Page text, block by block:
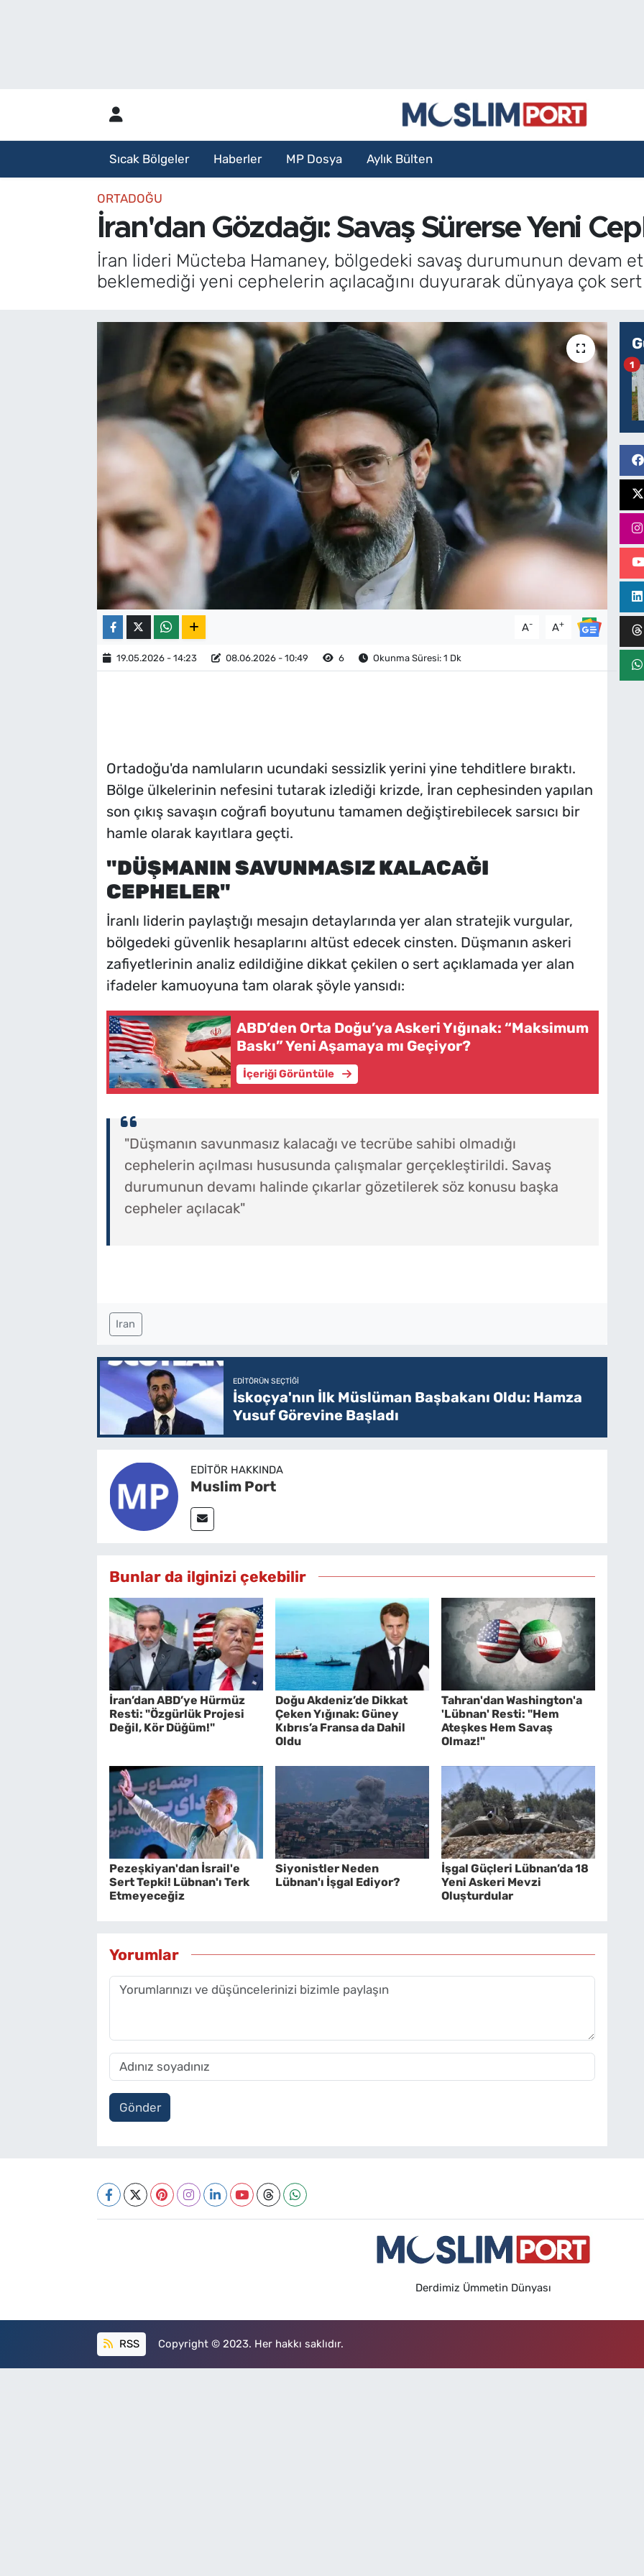
Sıcak Bölgeler Haberler MP Dosya Aylık Bülten
ORTADOĞU
İran'dan Gözdağı: Savaş Sürerse Yeni
İran lideri Mücteba Hamaney, bölgedeki savaş durumunun devam
beklemediği yeni cephelerin açılacağını duyurarak dünyaya çok
A- A+
19.05.2026 - 14:23 08.06.2026 - 10:49 6 Okunma Süresi: 1 Dk
Ortadoğu'da namluların ucundaki sessizlik yerini yine tehditlere bıraktı.
Bölge ülkelerinin nefesini tutarak izlediği krizde, İran cephesinden yapılan
son çıkış savaşın coğrafi boyutunu tamamen değiştirebilecek sarsıcı bir
hamle olarak kayıtlara geçti.
"DÜŞMANIN SAVUNMASIZ KALACAĞI
CEPHELER"
İranlı liderin paylaştığı mesajın detaylarında yer alan stratejik vurgular,
bölgedeki güvenlik hesaplarını altüst edecek cinsten. Düşmanın askeri
zafiyetlerinin analiz edildiğine dikkat çekilen o sert açıklamada yer alan
ifadeler kamuoyuna tam olarak şöyle yansıdı:
ABD’den Orta Doğu’ya Askeri Yığınak: “Maksimum
Baskı” Yeni Aşamaya mı Geçiyor?
İçeriği Görüntüle
"Düşmanın savunmasız kalacağı ve tecrübe sahibi olmadığı
cephelerin açılması hususunda çalışmalar gerçekleştirildi. Savaş
durumunun devamı halinde çıkarlar gözetilerek söz konusu başka
cepheler açılacak"
Iran
EDITÖRÜN SEÇTIĞI
İskoçya'nın İlk Müslüman Başbakanı Oldu: Hamza
Yusuf Görevine Başladı
EDITÖR HAKKINDA
Muslim Port
Bunlar da ilginizi çekebilir
İran’dan ABD’ye Hürmüz
Resti: "Özgürlük Projesi
Değil, Kör Düğüm!"
Doğu Akdeniz’de Dikkat
Çeken Yığınak: Güney
Kıbrıs’a Fransa da Dahil
Oldu
Tahran'dan Washington'a
'Lübnan' Resti: "Hem
Ateşkes Hem Savaş
Olmaz!"
Pezeşkiyan'dan İsrail'e
Sert Tepki! Lübnan'ı Terk
Etmeyeceğiz
Siyonistler Neden
Lübnan'ı İşgal Ediyor?
İşgal Güçleri Lübnan’da 18
Yeni Askeri Mevzi
Oluşturdular
Yorumlar
Gönder
1
Derdimiz Ümmetin Dünyası
RSS Copyright © 2023. Her hakkı saklıdır.
Aylık Bülten